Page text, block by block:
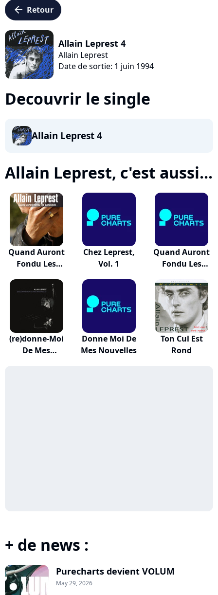
arrow_left Retour
Allain Leprest 4
Allain Leprest
Date de sortie: 1 juin 1994
Decouvrir le single
Allain Leprest 4
Allain Leprest, c'est aussi...
Quand Auront
Fondu Les
Chez Leprest,
Vol. 1
Quand Auront
Fondu Les
(re)donne-Moi
De Mes
Donne Moi De
Mes Nouvelles
Ton Cul Est
Rond
+ de news :
Purecharts devient VOLUM
May 29, 2026